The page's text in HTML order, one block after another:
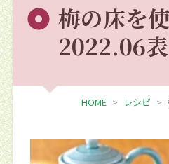
梅の床を
2022.06表
HOME レシピ